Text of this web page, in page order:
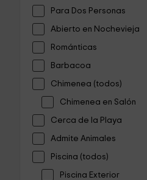
Para Dos Personas
Abierto en Nochevieja
Románticas
Barbacoa
Chimenea (todos)
Chimenea en Salón
Cerca de la Playa
Admite Animales
Piscina (todos)
Piscina Exterior